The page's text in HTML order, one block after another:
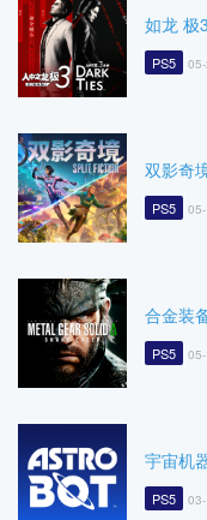
如龙 极3
PS5
双影奇
PS5
合金装
PS5
宇宙机
PS5